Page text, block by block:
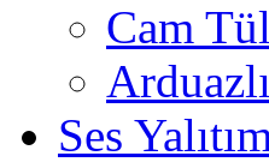
Cam
Ses